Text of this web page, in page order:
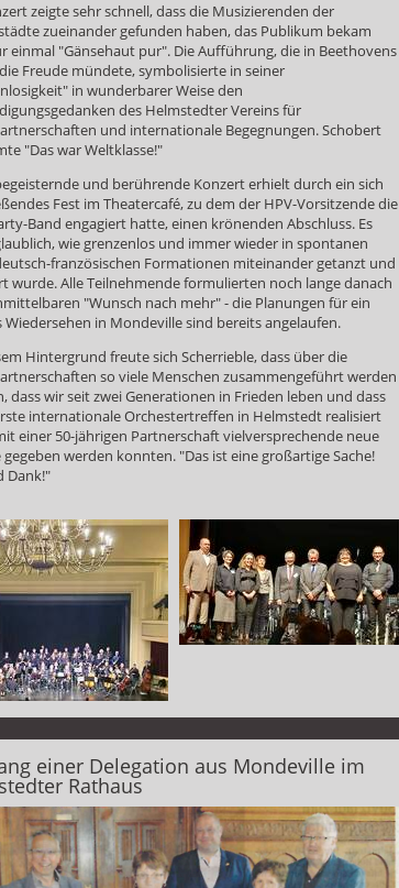
zeigte sehr schnell, dass die Musizierenden der
zueinander gefunden haben, das Publikum bekam
einmal "Gänsehaut pur". Die Aufführung, die in Beethovens
Freude mündete, symbolisierte in seiner
in wunderbarer Weise den
des Helmstedter Vereins für
und internationale Begegnungen. Schobert
"Das war Weltklasse!"
und berührende Konzert erhielt durch ein sich
Fest im Theatercafé, zu dem der HPV-Vorsitzende die
Band engagiert hatte, einen krönenden Abschluss. Es
wie grenzenlos und immer wieder in spontanen
französischen Formationen miteinander getanzt und
wurde. Alle Teilnehmende formulierten noch lange danach
"Wunsch nach mehr" - die Planungen für ein
Wiedersehen in Mondeville sind bereits angelaufen.
Hintergrund freute sich Scherrieble, dass über die
so viele Menschen zusammengeführt werden
dass wir seit zwei Generationen in Frieden leben und dass
internationale Orchestertreffen in Helmstedt realisiert
einer 50-jährigen Partnerschaft vielversprechende neue
werden konnten. "Das ist eine großartige Sache!
Dank!"
einer Delegation aus Mondeville im
Rathaus